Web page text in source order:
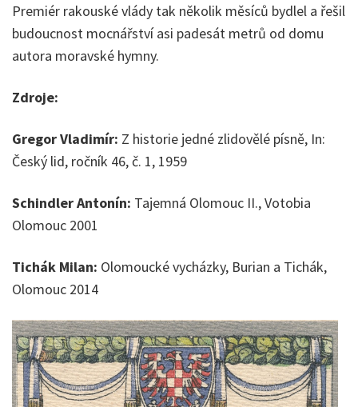
Premiér rakouské vlády tak několik měsíců bydlel a řešil
budoucnost mocnářství asi padesát metrů od domu
autora moravské hymny.
Zdroje:
Gregor Vladimír: Z historie jedné zlidovělé písně, In:
Český lid, ročník 46, č. 1, 1959
Schindler Antonín: Tajemná Olomouc II., Votobia
Olomouc 2001
Tichák Milan: Olomoucké vycházky, Burian a Tichák,
Olomouc 2014